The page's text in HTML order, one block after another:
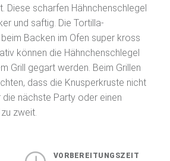
Diese scharfen Hähnchenschlegel
und saftig. Die Tortilla-
Backen im Ofen super kross
können die Hähnchenschlegel
Grill gegart werden. Beim Grillen
dass die Knusperkruste nicht
die nächste Party oder einen
zweit.
VORBEREITUNGSZEIT